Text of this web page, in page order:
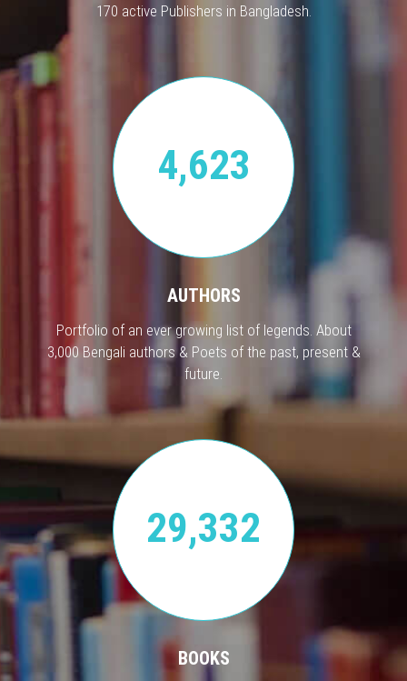
170 active Publishers in Bangladesh.
4,623
AUTHORS
Portfolio of an ever growing list of legends. About
3,000 Bengali authors & Poets of the past, present &
future.
29,332
BOOKS